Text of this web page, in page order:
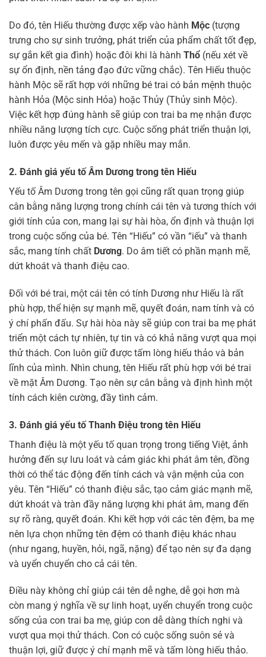
Do đó, tên Hiếu thường được xếp vào hành Mộc (tượng
trưng cho sự sinh trưởng, phát triển của phẩm chất tốt đẹp,
sự gắn kết gia đình) hoặc đôi khi là hành Thổ (nếu xét về
sự ổn định, nền tảng đạo đức vững chắc). Tên Hiếu thuộc
hành Mộc sẽ rất hợp với những bé trai có bản mệnh thuộc
hành Hỏa (Mộc sinh Hỏa) hoặc Thủy (Thủy sinh Mộc).
Việc kết hợp đúng hành sẽ giúp con trai ba mẹ nhận được
nhiều năng lượng tích cực. Cuộc sống phát triển thuận lợi,
luôn được yêu mến và gặp nhiều may mắn.
2. Đánh giá yếu tố Âm Dương trong tên Hiếu
Yếu tố Âm Dương trong tên gọi cũng rất quan trọng giúp
cân bằng năng lượng trong chính cái tên và tương thích với
giới tính của con, mang lại sự hài hòa, ổn định và thuận lợi
trong cuộc sống của bé. Tên “Hiếu” có vần “iếu” và thanh
sắc, mang tính chất Dương. Do âm tiết có phần mạnh mẽ,
dứt khoát và thanh điệu cao.
Đối với bé trai, một cái tên có tính Dương như Hiếu là rất
phù hợp, thể hiện sự mạnh mẽ, quyết đoán, nam tính và có
ý chí phấn đấu. Sự hài hòa này sẽ giúp con trai ba mẹ phát
triển một cách tự nhiên, tự tin và có khả năng vượt qua mọi
thử thách. Con luôn giữ được tấm lòng hiếu thảo và bản
lĩnh của mình. Nhìn chung, tên Hiếu rất phù hợp với bé trai
về mặt Âm Dương. Tạo nên sự cân bằng và định hình một
tính cách kiên cường, đầy tình cảm.
3. Đánh giá yếu tố Thanh Điệu trong tên Hiếu
Thanh điệu là một yếu tố quan trọng trong tiếng Việt, ảnh
hưởng đến sự lưu loát và cảm giác khi phát âm tên, đồng
thời có thể tác động đến tính cách và vận mệnh của con
yêu. Tên “Hiếu” có thanh điệu sắc, tạo cảm giác mạnh mẽ,
dứt khoát và tràn đầy năng lượng khi phát âm, mang đến
sự rõ ràng, quyết đoán. Khi kết hợp với các tên đệm, ba mẹ
nên lựa chọn những tên đệm có thanh điệu khác nhau
(như ngang, huyền, hỏi, ngã, nặng) để tạo nên sự đa dạng
và uyển chuyển cho cả cái tên.
Điều này không chỉ giúp cái tên dễ nghe, dễ gọi hơn mà
còn mang ý nghĩa về sự linh hoạt, uyển chuyển trong cuộc
sống của con trai ba mẹ, giúp con dễ dàng thích nghi và
vượt qua mọi thử thách. Con có cuộc sống suôn sẻ và
thuận lợi, giữ được ý chí mạnh mẽ và tấm lòng hiếu thảo.